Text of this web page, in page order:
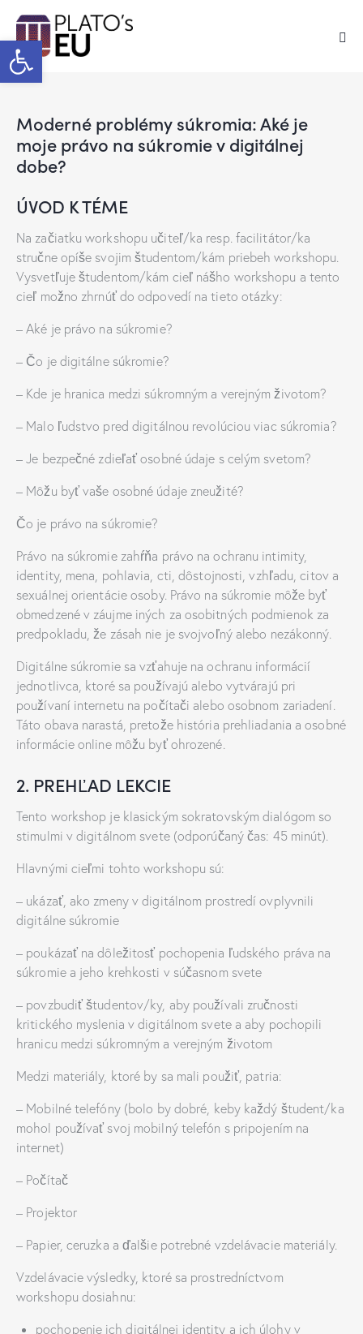
Moderné problémy súkromia: Aké je
moje právo na súkromie v digitálnej
dobe?
ÚVOD K TÉME
Na začiatku workshopu učiteľ/ka resp. facilitátor/ka
stručne opíše svojim študentom/kám priebeh workshopu.
Vysvetľuje študentom/kám cieľ nášho workshopu a tento
cieľ možno zhrnúť do odpovedí na tieto otázky:
– Aké je právo na súkromie?
– Čo je digitálne súkromie?
– Kde je hranica medzi súkromným a verejným životom?
– Malo ľudstvo pred digitálnou revolúciou viac súkromia?
– Je bezpečné zdieľať osobné údaje s celým svetom?
– Môžu byť vaše osobné údaje zneužité?
Čo je právo na súkromie?
Právo na súkromie zahŕňa právo na ochranu intimity,
identity, mena, pohlavia, cti, dôstojnosti, vzhľadu, citov a
sexuálnej orientácie osoby. Právo na súkromie môže byť
obmedzené v záujme iných za osobitných podmienok za
predpokladu, že zásah nie je svojvoľný alebo nezákonný.
Digitálne súkromie sa vzťahuje na ochranu informácií
jednotlivca, ktoré sa používajú alebo vytvárajú pri
používaní internetu na počítači alebo osobnom zariadení.
Táto obava narastá, pretože história prehliadania a osobné
informácie online môžu byť ohrozené.
2. PREHĽAD LEKCIE
Tento workshop je klasickým sokratovským dialógom so
stimulmi v digitálnom svete (odporúčaný čas: 45 minút).
Hlavnými cieľmi tohto workshopu sú:
– ukázať, ako zmeny v digitálnom prostredí ovplyvnili
digitálne súkromie
– poukázať na dôležitosť pochopenia ľudského práva na
súkromie a jeho krehkosti v súčasnom svete
– povzbudiť študentov/ky, aby používali zručnosti
kritického myslenia v digitálnom svete a aby pochopili
hranicu medzi súkromným a verejným životom
Medzi materiály, ktoré by sa mali použiť, patria:
– Mobilné telefóny (bolo by dobré, keby každý študent/ka
mohol používať svoj mobilný telefón s pripojením na
internet)
– Počítač
– Projektor
– Papier, ceruzka a ďalšie potrebné vzdelávacie materiály.
Vzdelávacie výsledky, ktoré sa prostredníctvom
workshopu dosiahnu:
pochopenie ich digitálnej identity a ich úlohy v
Open toolbar